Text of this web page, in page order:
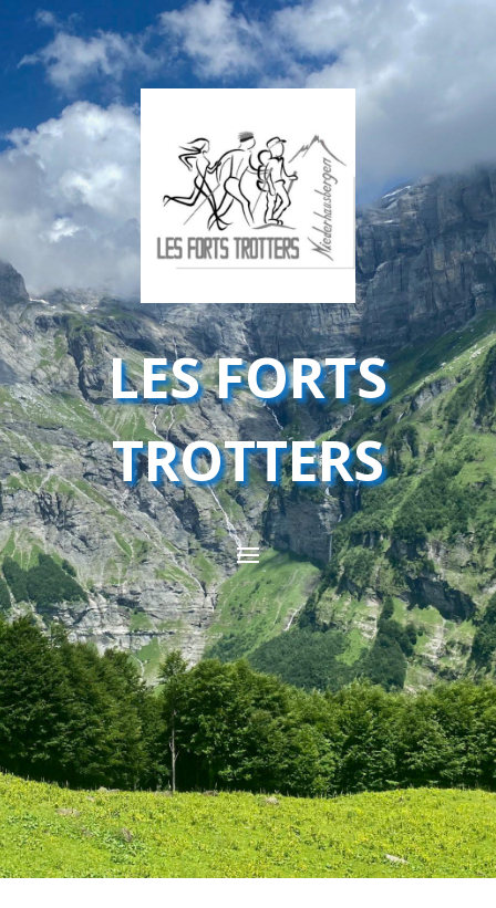
LES FORTS
TROTTERS